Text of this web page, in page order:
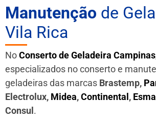
Manutenção de
Vila Rica
NoConserto de Geladeira Campinas
especializados no conserto e
geladeiras das marcas Brastemp,
Electrolux, Midea,Continental,
Consul.